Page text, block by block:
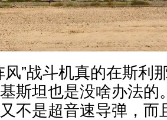
风”战斗机真的在斯利
斯坦也是没啥办法的
不是超音速导弹，而